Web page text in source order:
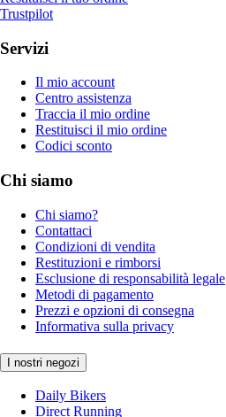
Trustpilot
Servizi
Il mio account
Centro assistenza
Traccia il mio ordine
Restituisci il mio ordine
Codici sconto
Chi siamo
Chi siamo?
Contattaci
Condizioni di vendita
Restituzioni e rimborsi
Esclusione di responsabilità legale
Metodi di pagamento
Prezzi e opzioni di consegna
Informativa sulla privacy
I nostri negozi
Daily Bikers
Direct Running